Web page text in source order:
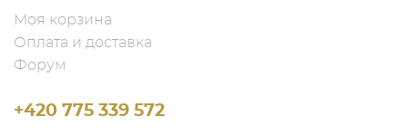
Моя корзина
Оплата и доставка
Форум
+420 775 339 572